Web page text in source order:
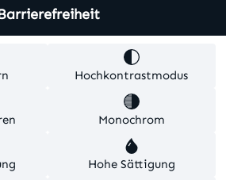
gesetzl. Mehrwertsteuer zzgl.
. Alle Artikelangaben sind
und ohne Gewähr.
Hochkontrastmodus
Monochrom
Hohe Sättigung